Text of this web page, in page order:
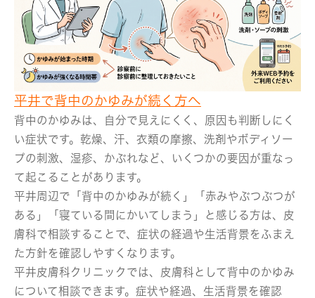
平井で背中のかゆみが続く方へ
背中のかゆみは、自分で見えにくく、原因も判断しにく
い症状です。乾燥、汗、衣類の摩擦、洗剤やボディソー
プの刺激、湿疹、かぶれなど、いくつかの要因が重なっ
て起こることがあります。
平井周辺で「背中のかゆみが続く」「赤みやぶつぶつが
ある」「寝ている間にかいてしまう」と感じる方は、皮
膚科で相談することで、症状の経過や生活背景をふまえ
た方針を確認しやすくなります。
平井皮膚科クリニックでは、皮膚科として背中のかゆみ
について相談できます。症状や経過、生活背景を確認